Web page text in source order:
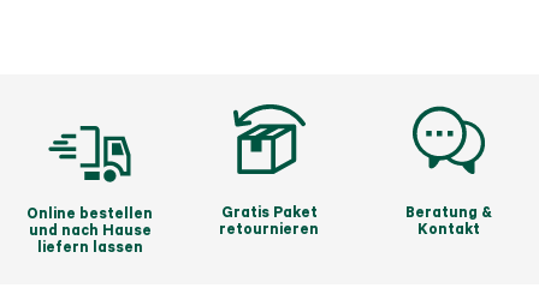
Online bestellen
und nach Hause
liefern lassen
Gratis Paket
retournieren
Beratung &
Kontakt